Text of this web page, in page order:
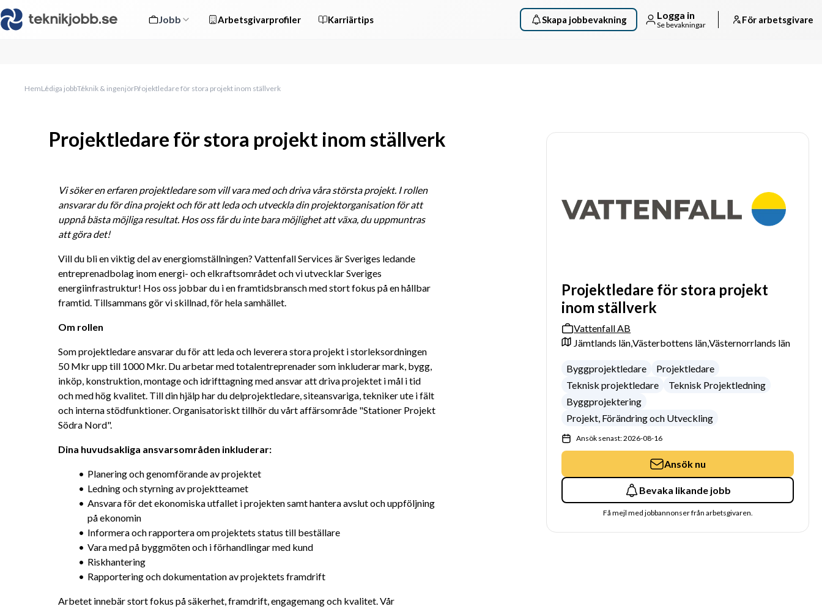
Jobb Arbetsgivarprofiler Karriärtips Skapa jobbevakning Logga in
Se bevakningar För arbetsgivare
HemLediga jobbTeknik & ingenjörProjektledare för stora projekt inom ställverk
Projektledare för stora projekt inom ställverk
Vi söker en erfaren projektledare som vill vara med och driva våra största projekt. I rollen
ansvarar du för dina projekt och för att leda och utveckla din projektorganisation för att
uppnå bästa möjliga resultat. Hos oss får du inte bara möjlighet att växa, du uppmuntras
att göra det!
Vill du bli en viktig del av energiomställningen? Vattenfall Services är Sveriges ledande
entreprenadbolag inom energi- och elkraftsområdet och vi utvecklar Sveriges
energiinfrastruktur! Hos oss jobbar du i en framtidsbransch med stort fokus på en hållbar
framtid. Tillsammans gör vi skillnad, för hela samhället.
Om rollen
Som projektledare ansvarar du för att leda och leverera stora projekt i storleksordningen
50 Mkr upp till 1000 Mkr. Du arbetar med totalentreprenader som inkluderar mark, bygg,
inköp, konstruktion, montage och idrifttagning med ansvar att driva projektet i mål i tid
och med hög kvalitet. Till din hjälp har du delprojektledare, siteansvariga, tekniker ute i fält
och interna stödfunktioner. Organisatoriskt tillhör du vårt affärsområde "Stationer Projekt
Södra Nord".
Dina huvudsakliga ansvarsområden inkluderar:
Planering och genomförande av projektet
Ledning och styrning av projektteamet
Ansvara för det ekonomiska utfallet i projekten samt hantera avslut och uppföljning
på ekonomin
Informera och rapportera om projektets status till beställare
Vara med på byggmöten och i förhandlingar med kund
Riskhantering
Rapportering och dokumentation av projektets framdrift
Arbetet innebär stort fokus på säkerhet, framdrift, engagemang och kvalitet. Vår
Projektledare för stora projekt
inom ställverk
Vattenfall AB
Jämtlands län,Västerbottens län,Västernorrlands län
Byggprojektledare
Projektledare
Teknisk projektledare
Teknisk Projektledning
Byggprojektering
Projekt, Förändring och Utveckling
Ansök senast: 2026-08-16
Ansök nu
Bevaka likande jobb
Få mejl med jobbannonser från arbetsgivaren.